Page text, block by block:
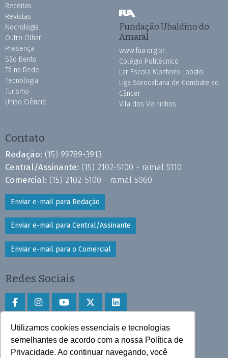
Utilizamos cookies essenciais e tecnologias
semelhantes de acordo com a nossa Política de
Privacidade. Ao continuar navegando, você
Receitas
Revistas
Necrologia
Outro Olhar
Presença
São Bento
Tá na Rede
Tecnologia
Turismo
Uniso Ciência
Fundação Ubaldino do
Amaral
www.fua.org.br
Colégio Politécnico
Lar Escola Monteiro Lobato
Liga Sorocabana de Combate ao
Câncer
Vila dos Velhinhos
Contato
Redação: (15) 99789-3913
Central/Assinante: (15) 2102-5100 - ramal 5110
Comercial: (15) 2102-5100 - ramal 5060
Enviar e-mail para Redação
Enviar e-mail para Central/Assinante
Enviar e-mail para o Comercial
Redes Sociais
Faça download do aplicativo
Play Store e App Store